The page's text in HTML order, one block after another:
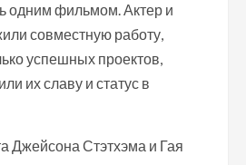
одним фильмом. Актер и
совместную работу,
успешных проектов,
их славу и статус в
Джейсона Стэтхэма и Гая